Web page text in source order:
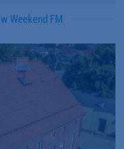
w Weekend FM